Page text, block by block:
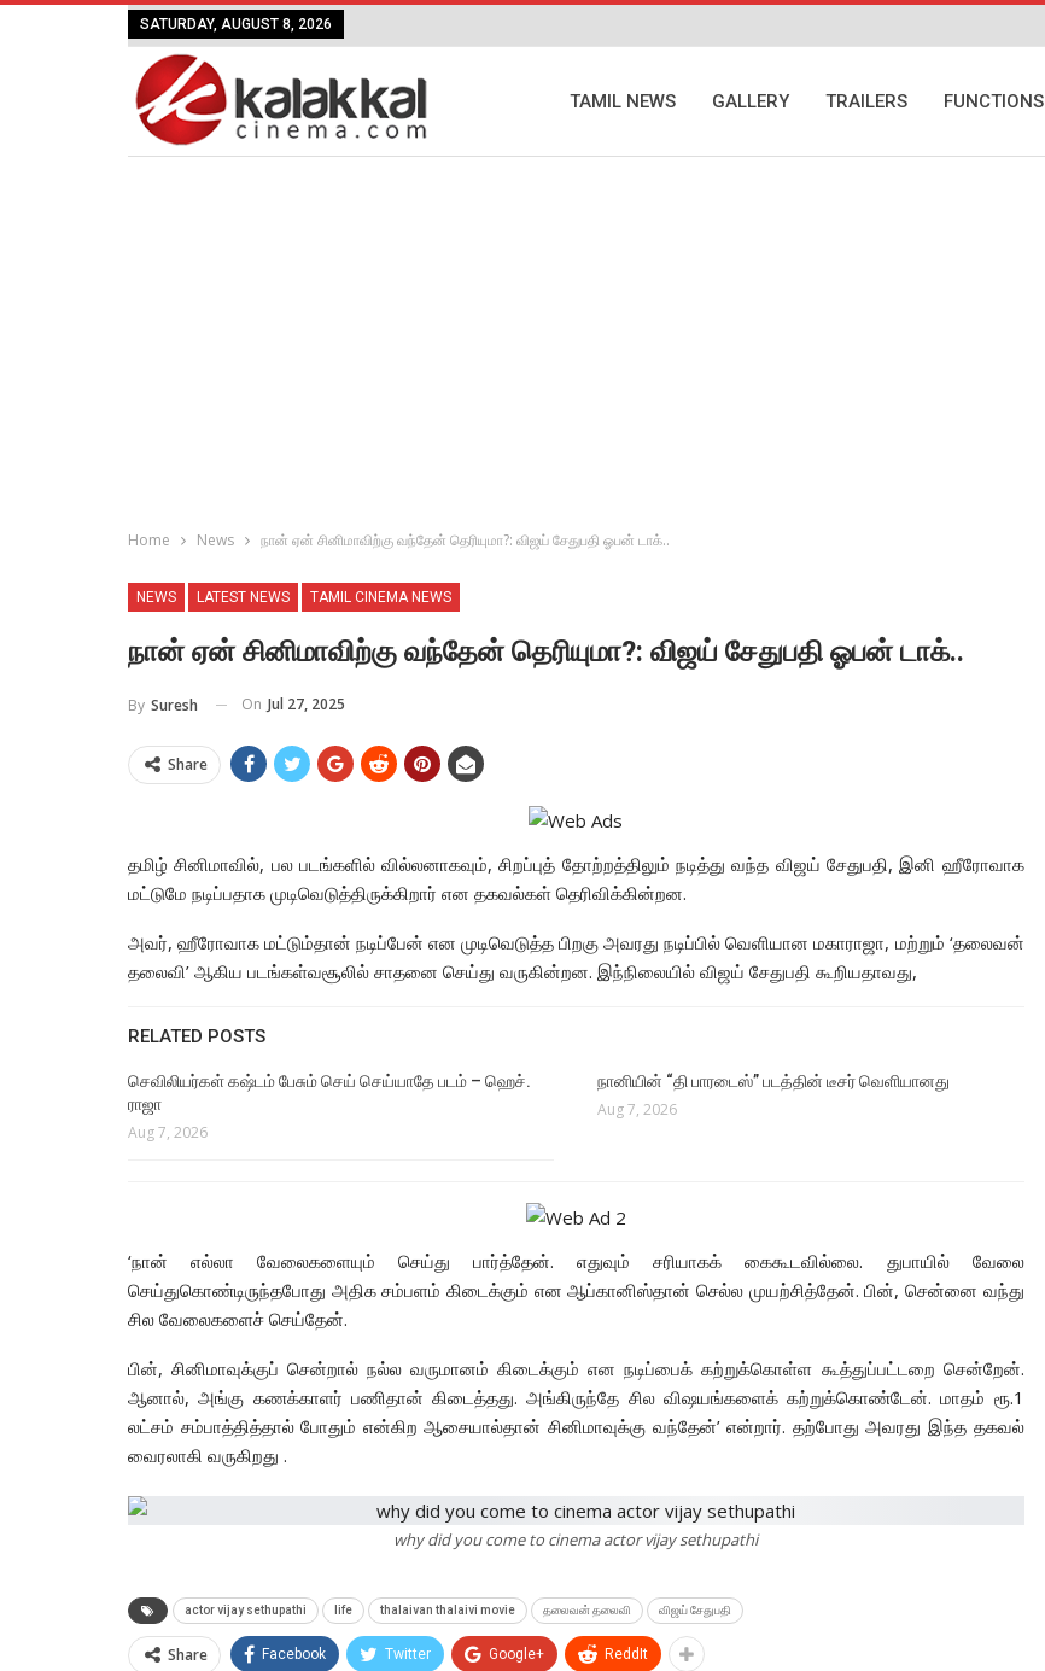
SATURDAY, AUGUST 8, 2026
TAMIL NEWS GALLERY TRAILERS FUNCTIONS
Home News நான் ஏன் சினிமாவிற்கு வந்தேன் தெரியுமா?: விஜய் சேதுபதி ஓபன் டாக்..
NEWS LATEST NEWS TAMIL CINEMA NEWS
நான் ஏன் சினிமாவிற்கு வந்தேன் தெரியுமா?: விஜய் சேதுபதி ஓபன் டாக்..
By Suresh On Jul 27, 2025
Share
தமிழ் சினிமாவில், பல படங்களில் வில்லனாகவும், சிறப்புத் தோற்றத்திலும் நடித்து வந்த விஜய் சேதுபதி, இனி ஹீரோவாக
மட்டுமே நடிப்பதாக முடிவெடுத்திருக்கிறார் என தகவல்கள் தெரிவிக்கின்றன.
அவர், ஹீரோவாக மட்டும்தான் நடிப்பேன் என முடிவெடுத்த பிறகு அவரது நடிப்பில் வெளியான மகாராஜா, மற்றும் ‘தலைவன்
தலைவி’ ஆகிய படங்கள்வசூலில் சாதனை செய்து வருகின்றன. இந்நிலையில் விஜய் சேதுபதி கூறியதாவது,
RELATED POSTS
செவிலியர்கள் கஷ்டம் பேசும் செய் செய்யாதே படம் – ஹெச்.
ராஜா
Aug 7, 2026
நானியின் “தி பாரடைஸ்” படத்தின் டீசர் வெளியானது
Aug 7, 2026
‘நான் எல்லா வேலைகளையும் செய்து பார்த்தேன். எதுவும் சரியாகக் கைகூடவில்லை. துபாயில் வேலை
செய்துகொண்டிருந்தபோது அதிக சம்பளம் கிடைக்கும் என ஆப்கானிஸ்தான் செல்ல முயற்சித்தேன். பின், சென்னை வந்து
சில வேலைகளைச் செய்தேன்.
பின், சினிமாவுக்குப் சென்றால் நல்ல வருமானம் கிடைக்கும் என நடிப்பைக் கற்றுக்கொள்ள கூத்துப்பட்டறை சென்றேன்.
ஆனால், அங்கு கணக்காளர் பணிதான் கிடைத்தது. அங்கிருந்தே சில விஷயங்களைக் கற்றுக்கொண்டேன். மாதம் ரூ.1
லட்சம் சம்பாத்தித்தால் போதும் என்கிற ஆசையால்தான் சினிமாவுக்கு வந்தேன்’ என்றார். தற்போது அவரது இந்த தகவல்
வைரலாகி வருகிறது .
why did you come to cinema actor vijay sethupathi
actor vijay sethupathi life thalaivan thalaivi movie தலைவன் தலைவி விஜய் சேதுபதி
Share Facebook Twitter Google+ ReddIt